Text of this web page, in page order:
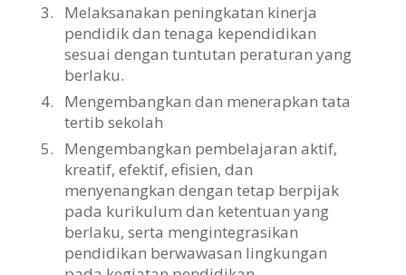
3.
Melaksanakan peningkatan kinerja
pendidik dan tenaga kependidikan
sesuai dengan tuntutan peraturan yang
berlaku.
4.
Mengembangkan dan menerapkan tata
tertib sekolah
5.
Mengembangkan pembelajaran aktif,
kreatif, efektif, efisien, dan
menyenangkan dengan tetap berpijak
pada kurikulum dan ketentuan yang
berlaku, serta mengintegrasikan
pendidikan berwawasan lingkungan